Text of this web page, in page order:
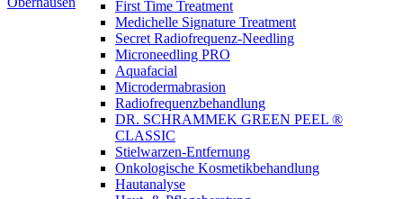
First Time Treatment
Medichelle Signature Treatment
Secret Radiofrequenz-Needling
Microneedling PRO
Aquafacial
Microdermabrasion
Radiofrequenzbehandlung
DR. SCHRAMMEK GREEN PEEL ®
CLASSIC
Stielwarzen-Entfernung
Onkologische Kosmetikbehandlung
Hautanalyse